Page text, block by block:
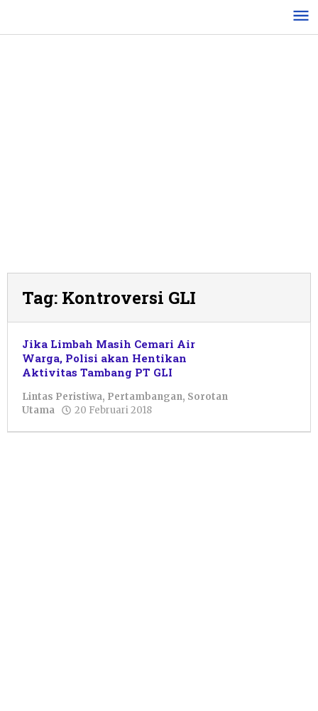
konten
Tag: Kontroversi GLI
Jika Limbah Masih Cemari Air
Warga, Polisi akan Hentikan
Aktivitas Tambang PT GLI
Lintas Peristiwa, Pertambangan, Sorotan
Utama
20 Februari 2018